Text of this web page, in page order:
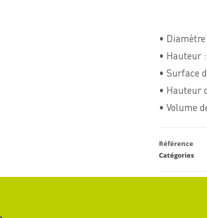
•
• Hauteur
• Surface
• Hauteur
• Volume
Référence
Catégories